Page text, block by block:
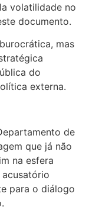
volatilidade no
documento.
mas
do
externa.
de
que já não
na esfera
para o diálogo